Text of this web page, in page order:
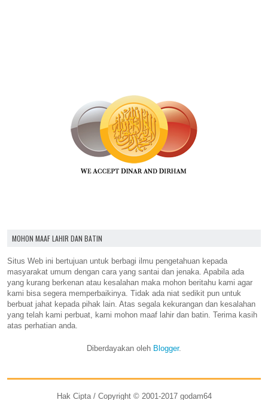
MOHON MAAF LAHIR DAN BATIN
Situs Web ini bertujuan untuk berbagi ilmu pengetahuan kepada
masyarakat umum dengan cara yang santai dan jenaka. Apabila ada
yang kurang berkenan atau kesalahan maka mohon beritahu kami agar
kami bisa segera memperbaikinya. Tidak ada niat sedikit pun untuk
berbuat jahat kepada pihak lain. Atas segala kekurangan dan kesalahan
yang telah kami perbuat, kami mohon maaf lahir dan batin. Terima kasih
atas perhatian anda.
Diberdayakan oleh Blogger.
Hak Cipta / Copyright © 2001-2017 godam64